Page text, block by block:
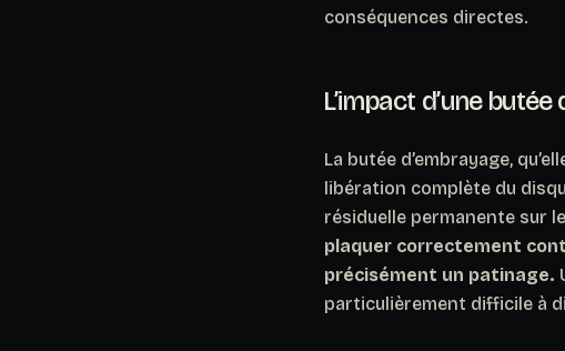
conséquences directes.
L’impact d’une
La butée d’embrayage,
libération complète du
résiduelle permanente sur
plaquer correctement
précisément un patinage.
particulièrement difficile à